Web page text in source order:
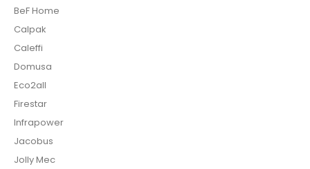
BeF Home
Calpak
Caleffi
Domusa
Eco2all
Firestar
Infrapower
Jacobus
Jolly Mec